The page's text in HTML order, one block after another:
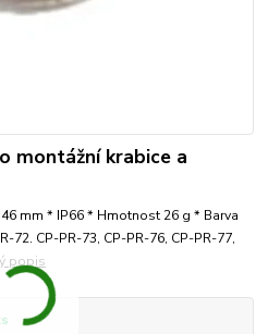
montážní krabice a
mm * IP66 * Hmotnost 26 g * Barva
CP-PR-73, CP-PR-76, CP-PR-77,
popis